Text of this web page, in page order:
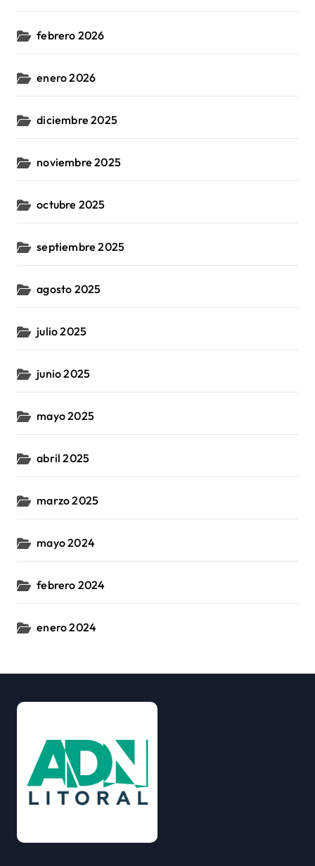
febrero 2026
enero 2026
diciembre 2025
noviembre 2025
octubre 2025
septiembre 2025
agosto 2025
julio 2025
junio 2025
mayo 2025
abril 2025
marzo 2025
mayo 2024
febrero 2024
enero 2024